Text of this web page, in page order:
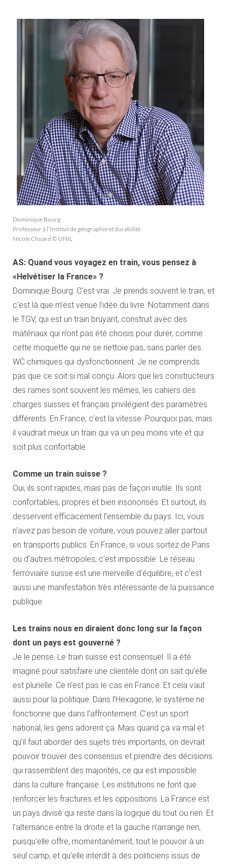
Dominique Bourg
Professeur à l’Institut de géographie et durabilité.
Nicole Chuard © UNIL
AS: Quand vous voyagez en train, vous pensez à
«Helvétiser la France» ?
Dominique Bourg: C’est vrai. Je prends souvent le train, et
c’est là que m’est venue l’idée du livre. Notamment dans
le TGV, qui est un train bruyant, construit avec des
matériaux qui n’ont pas été choisis pour durer, comme
cette moquette qui ne se nettoie pas, sans parler des
WC chimiques qui dysfonctionnent. Je ne comprends
pas que ce soit si mal conçu. Alors que les constructeurs
des rames sont souvent les mêmes, les cahiers des
charges suisses et français privilégient des paramètres
différents. En France, c’est la vitesse. Pourquoi pas, mais
il vaudrait mieux un train qui va un peu moins vite et qui
soit plus confortable.
Comme un train suisse ?
Oui, ils sont rapides, mais pas de façon inutile. Ils sont
confortables, propres et bien insonorisés. Et surtout, ils
desservent efficacement l’ensemble du pays. Ici, vous
n’avez pas besoin de voiture, vous pouvez aller partout
en transports publics. En France, si vous sortez de Paris
ou d’autres métropoles, c’est impossible. Le réseau
ferroviaire suisse est une merveille d’équilibre, et c’est
aussi une manifestation très intéressante de la puissance
publique.
Les trains nous en diraient donc long sur la façon
dont un pays est gouverné ?
Je le pense. Le train suisse est consensuel. Il a été
imaginé pour satisfaire une clientèle dont on sait qu’elle
est plurielle. Ce n’est pas le cas en France. Et cela vaut
aussi pour la politique. Dans l’Hexagone, le système ne
fonctionne que dans l’affrontement. C’est un sport
national, les gens adorent ça. Mais quand ça va mal et
qu’il faut aborder des sujets très importants, on devrait
pouvoir trouver des consensus et prendre des décisions
qui rassemblent des majorités, ce qui est impossible
dans la culture française. Les institutions ne font que
renforcer les fractures et les oppositions. La France est
un pays divisé qui reste dans la logique du tout ou rien. Et
l’alternance entre la droite et la gauche n’arrange rien,
puisqu’elle offre, momentanément, tout le pouvoir à un
seul camp, et qu’elle interdit à des politiciens issus de